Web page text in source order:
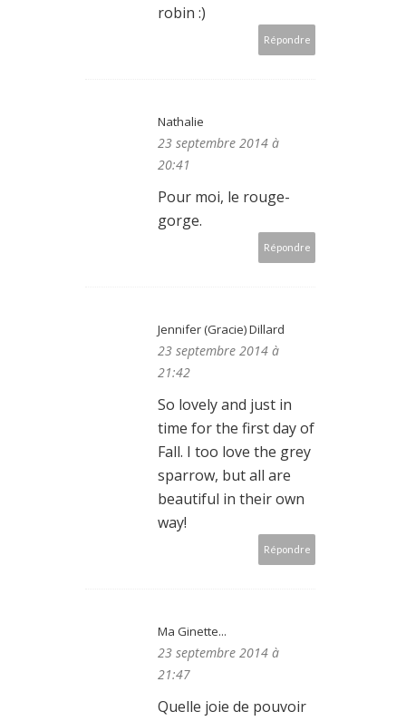
robin :)
Répondre
Nathalie
23 septembre 2014 à
20:41
Pour moi, le rouge-
gorge.
Répondre
Jennifer (Gracie) Dillard
23 septembre 2014 à
21:42
So lovely and just in
time for the first day of
Fall. I too love the grey
sparrow, but all are
beautiful in their own
way!
Répondre
Ma Ginette...
23 septembre 2014 à
21:47
Quelle joie de pouvoir